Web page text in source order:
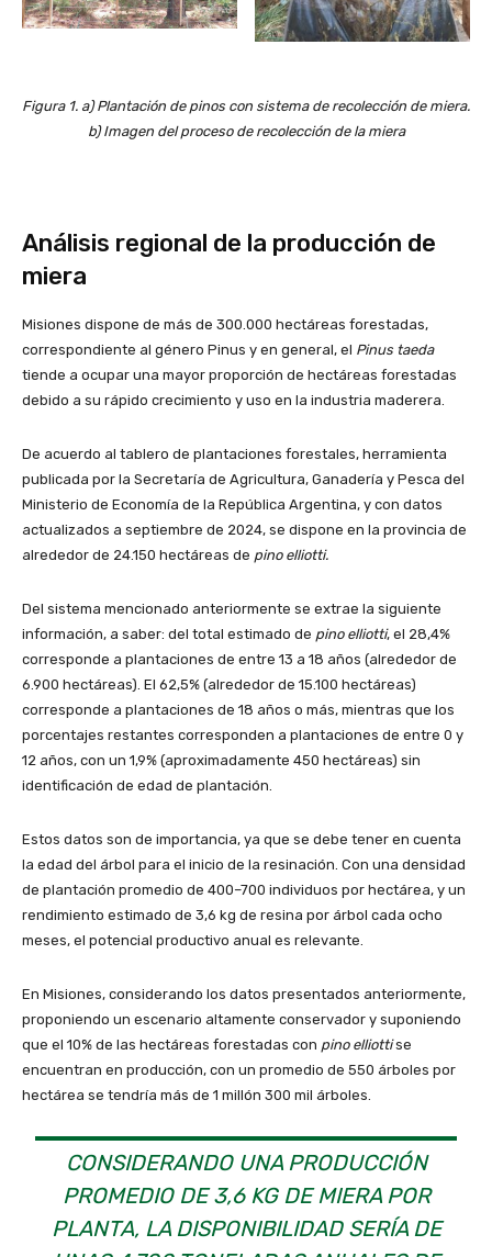
Figura 1. a) Plantación de pinos con sistema de recolección de miera.
b) Imagen del proceso de recolección de la miera
Análisis regional de la producción de
miera
Misiones dispone de más de 300.000 hectáreas forestadas,
correspondiente al género Pinus y en general, el Pinus taeda
tiende a ocupar una mayor proporción de hectáreas forestadas
debido a su rápido crecimiento y uso en la industria maderera.
De acuerdo al tablero de plantaciones forestales, herramienta
publicada por la Secretaría de Agricultura, Ganadería y Pesca del
Ministerio de Economía de la República Argentina, y con datos
actualizados a septiembre de 2024, se dispone en la provincia de
alrededor de 24.150 hectáreas de pino elliotti.
Del sistema mencionado anteriormente se extrae la siguiente
información, a saber: del total estimado de pino elliotti, el 28,4%
corresponde a plantaciones de entre 13 a 18 años (alrededor de
6.900 hectáreas). El 62,5% (alrededor de 15.100 hectáreas)
corresponde a plantaciones de 18 años o más, mientras que los
porcentajes restantes corresponden a plantaciones de entre 0 y
12 años, con un 1,9% (aproximadamente 450 hectáreas) sin
identificación de edad de plantación.
Estos datos son de importancia, ya que se debe tener en cuenta
la edad del árbol para el inicio de la resinación. Con una densidad
de plantación promedio de 400–700 individuos por hectárea, y un
rendimiento estimado de 3,6 kg de resina por árbol cada ocho
meses, el potencial productivo anual es relevante.
En Misiones, considerando los datos presentados anteriormente,
proponiendo un escenario altamente conservador y suponiendo
que el 10% de las hectáreas forestadas con pino elliottise
encuentran en producción, con un promedio de 550 árboles por
hectárea se tendría más de 1 millón 300 mil árboles.
CONSIDERANDO UNA PRODUCCIÓN
PROMEDIO DE 3,6 KG DE MIERA POR
PLANTA, LA DISPONIBILIDAD SERÍA DE